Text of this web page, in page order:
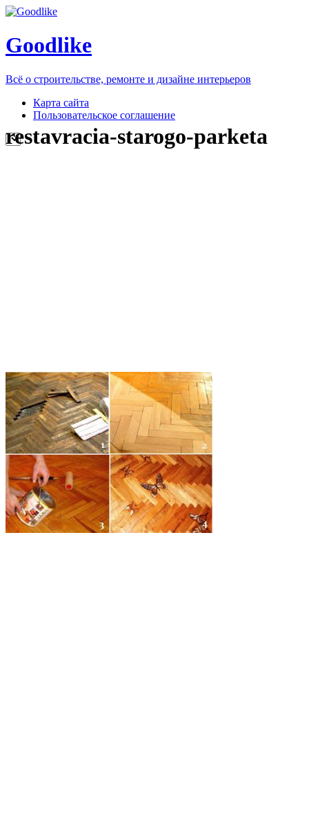
Goodlike
Всё о строительстве, ремонте и дизайне интерьеров
Карта сайта
Пользовательское соглашение
restavracia-starogo-parketa